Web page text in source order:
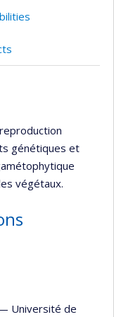
génétiques et
végétaux.
Université de